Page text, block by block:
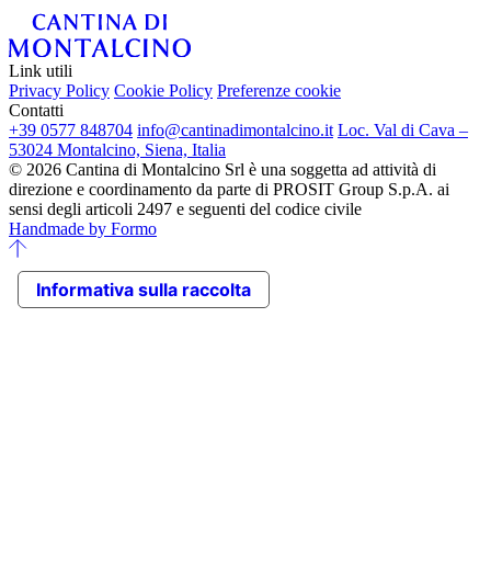
Link utili
Privacy Policy Cookie Policy Preferenze cookie
Contatti
+39 0577 848704 info@cantinadimontalcino.it Loc. Val di Cava –
53024 Montalcino, Siena, Italia
© 2026 Cantina di Montalcino Srl è una soggetta ad attività di
direzione e coordinamento da parte di PROSIT Group S.p.A. ai
sensi degli articoli 2497 e seguenti del codice civile
Handmade by Formo
Informativa sulla raccolta